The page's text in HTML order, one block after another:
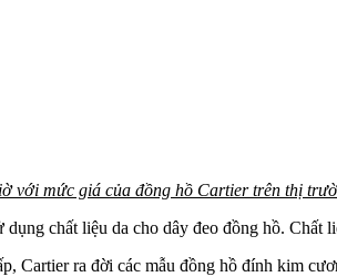
với mức giá của đồng hồ Cartier trên thị
dụng chất liệu da cho dây đeo đồng hồ.
Cartier ra đời các mẫu đồng hồ đính kim